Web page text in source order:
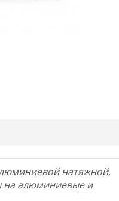
натяжной,
на алюминиевые и